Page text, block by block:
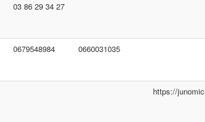
03 86 29 34 27
0679548984 0660031035
https://